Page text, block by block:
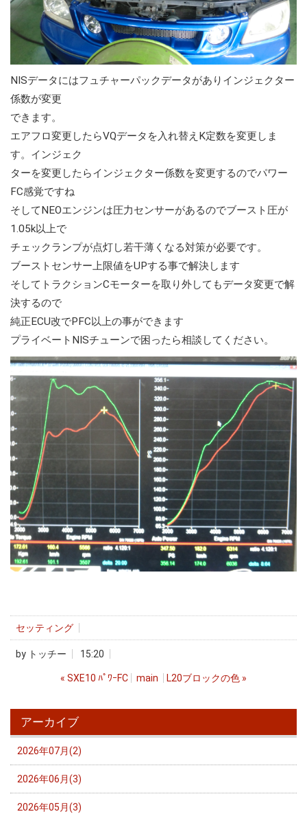
NISデータにはフュチャーパックデータがありインジェクター
係数が変更
できます。
エアフロ変更したらVQデータを入れ替えK定数を変更しま
す。インジェク
ターを変更したらインジェクター係数を変更するのでパワー
FC感覚ですね
そしてNEOエンジンは圧力センサーがあるのでブースト圧が
1.05k以上で
チェックランプが点灯し若干薄くなる対策が必要です。
ブーストセンサー上限値をUPする事で解決します
そしてトラクションCモーターを取り外してもデータ変更で解
決するので
純正ECU改でPFC以上の事ができます
プライベートNISチューンで困ったら相談してください。
セッティング
by トッチー 15:20
« SXE10 ﾊﾟﾜｰFC main L20ブロックの色 »
アーカイブ
2026年07月(2)
2026年06月(3)
2026年05月(3)